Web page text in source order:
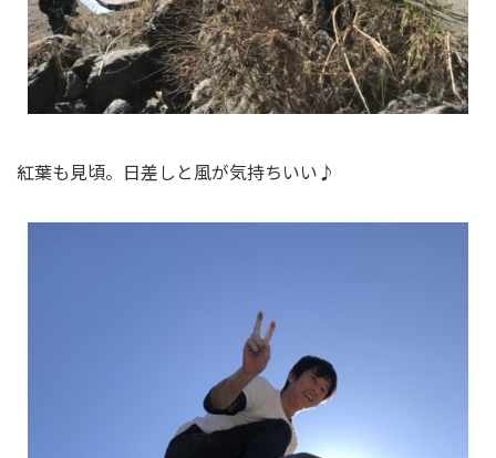
紅葉も見頃。日差しと風が気持ちいい♪